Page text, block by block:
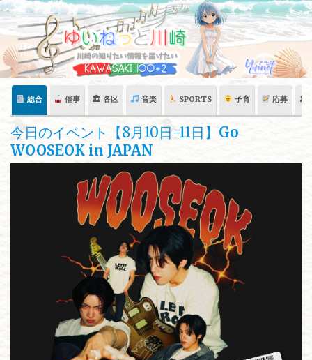
Skip
content
総合 催事 🏛 各区 音楽 SPORTS 子育 応募 🏛
今日のイベント【8月10日-11日】 Go
WOOSEOK in JAPAN